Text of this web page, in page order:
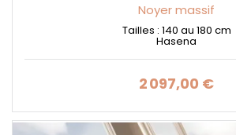
Noyer massif
Tailles : 140 au 180 cm
Hasena
Prix
2 097,00 €